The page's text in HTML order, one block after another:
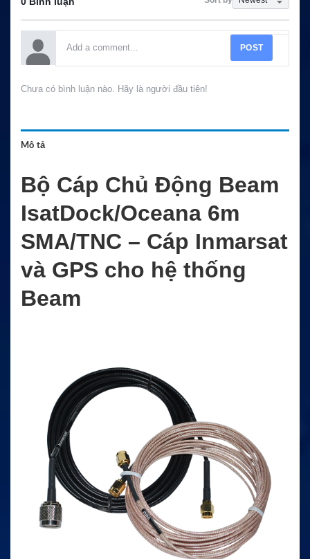
POST
Chưa có bình luận nào. Hãy là người đầu tiên!
Mô tả
Bộ Cáp Chủ Động Beam
IsatDock/Oceana 6m
SMA/TNC – Cáp Inmarsat
và GPS cho hệ thống
Beam